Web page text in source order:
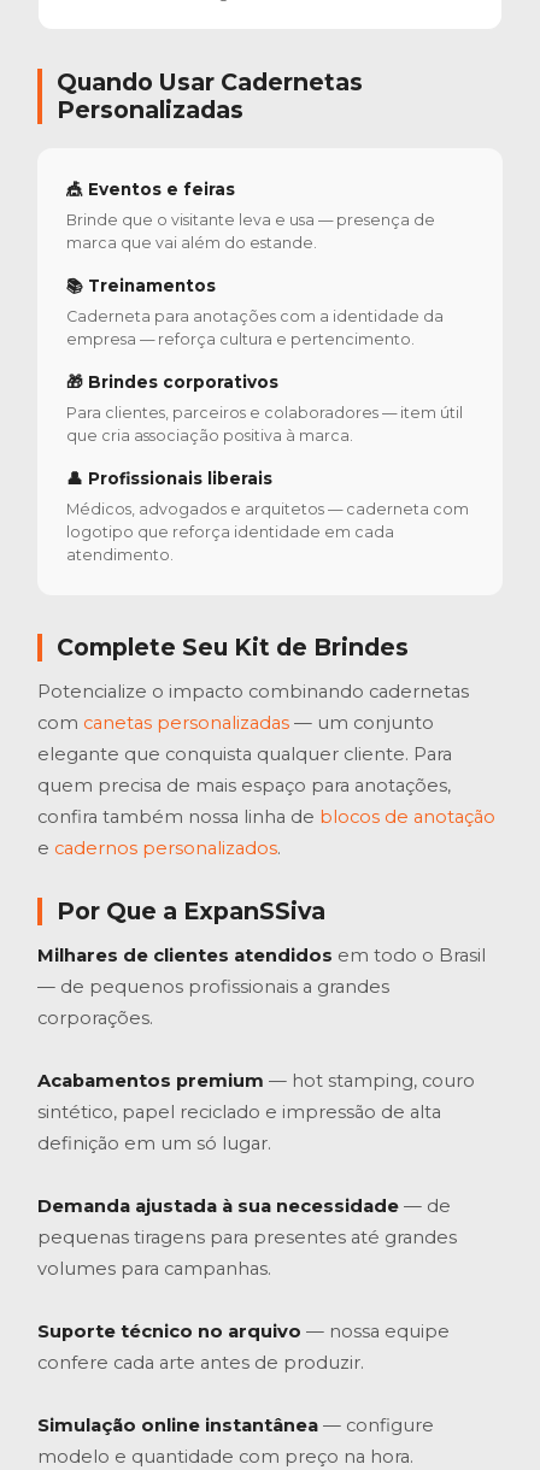
Quando Usar Cadernetas
Personalizadas
🎪 Eventos e feiras
Brinde que o visitante leva e usa — presença de
marca que vai além do estande.
📚 Treinamentos
Caderneta para anotações com a identidade da
empresa — reforça cultura e pertencimento.
🎁 Brindes corporativos
Para clientes, parceiros e colaboradores — item útil
que cria associação positiva à marca.
👤 Profissionais liberais
Médicos, advogados e arquitetos — caderneta com
logotipo que reforça identidade em cada
atendimento.
Complete Seu Kit de Brindes
Potencialize o impacto combinando cadernetas
com canetas personalizadas — um conjunto
elegante que conquista qualquer cliente. Para
quem precisa de mais espaço para anotações,
confira também nossa linha de blocos de anotação
e cadernos personalizados.
Por Que a ExpanSSiva
Milhares de clientes atendidos em todo o Brasil
— de pequenos profissionais a grandes
corporações.
Acabamentos premium — hot stamping, couro
sintético, papel reciclado e impressão de alta
definição em um só lugar.
Demanda ajustada à sua necessidade — de
pequenas tiragens para presentes até grandes
volumes para campanhas.
Suporte técnico no arquivo — nossa equipe
confere cada arte antes de produzir.
Simulação online instantânea — configure
modelo e quantidade com preço na hora.